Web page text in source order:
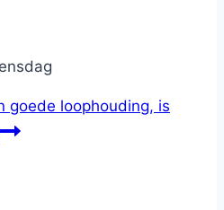
goede loophouding, is